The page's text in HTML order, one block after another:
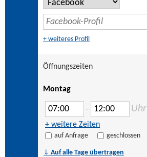
+ weiteres Profil
Öffnungszeiten
Montag
– Uhr
+ weitere Zeiten
auf Anfrage geschlossen
⇓ Auf alle Tage übertragen